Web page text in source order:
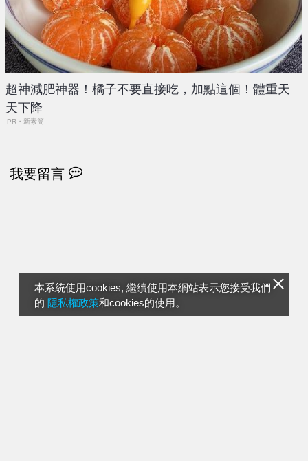
本系統使用cookies, 繼續使用本網站表示您接受我們
的 隱私權政策和cookies的使用。
超神減肥神器！橘子不要直接吃，加點這個！體重天
天下降
PR・新素簡
我要留言